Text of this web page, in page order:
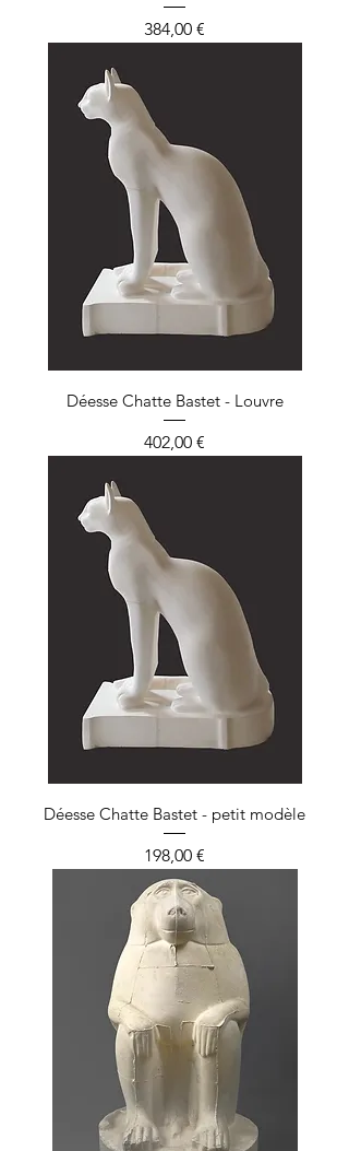
Prix
384,00 €
Déesse Chatte Bastet - Louvre
Prix
402,00 €
Déesse Chatte Bastet - petit modèle
Prix
198,00 €